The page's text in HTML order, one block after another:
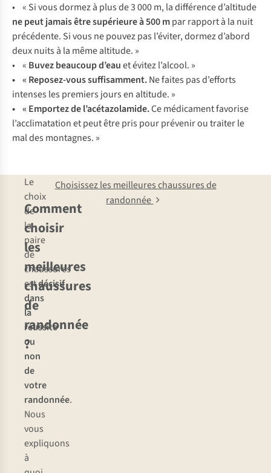
• « Si vous dormez à plus de 3 000 m, la différence d’altitude
ne peut jamais être supérieure à 500 mpar rapport à la nuit
précédente. Si vous ne pouvez pas l’éviter, dormez d’abord
deux nuits à la même altitude. »
• « Buvez beaucoup d’eauet évitez l’alcool. »
• « Reposez-vous suffisamment.Ne faites pas d’efforts
intenses les premiers jours en altitude. »
• « Emportez de l’acétazolamide.Ce médicament favorise
l’acclimatation et peut être pris pour prévenir ou traiter le
mal des montagnes. »
Comment
choisir
les
meilleures
chaussures
de
randonnée
?
Le
choix
de
la
paire
de
chaussures
estdécisif
dans
la
réussite
ou
non
de
votre
randonnée.
Nous
vous
expliquons
à
Choisissez les meilleures chaussures de
randonnée